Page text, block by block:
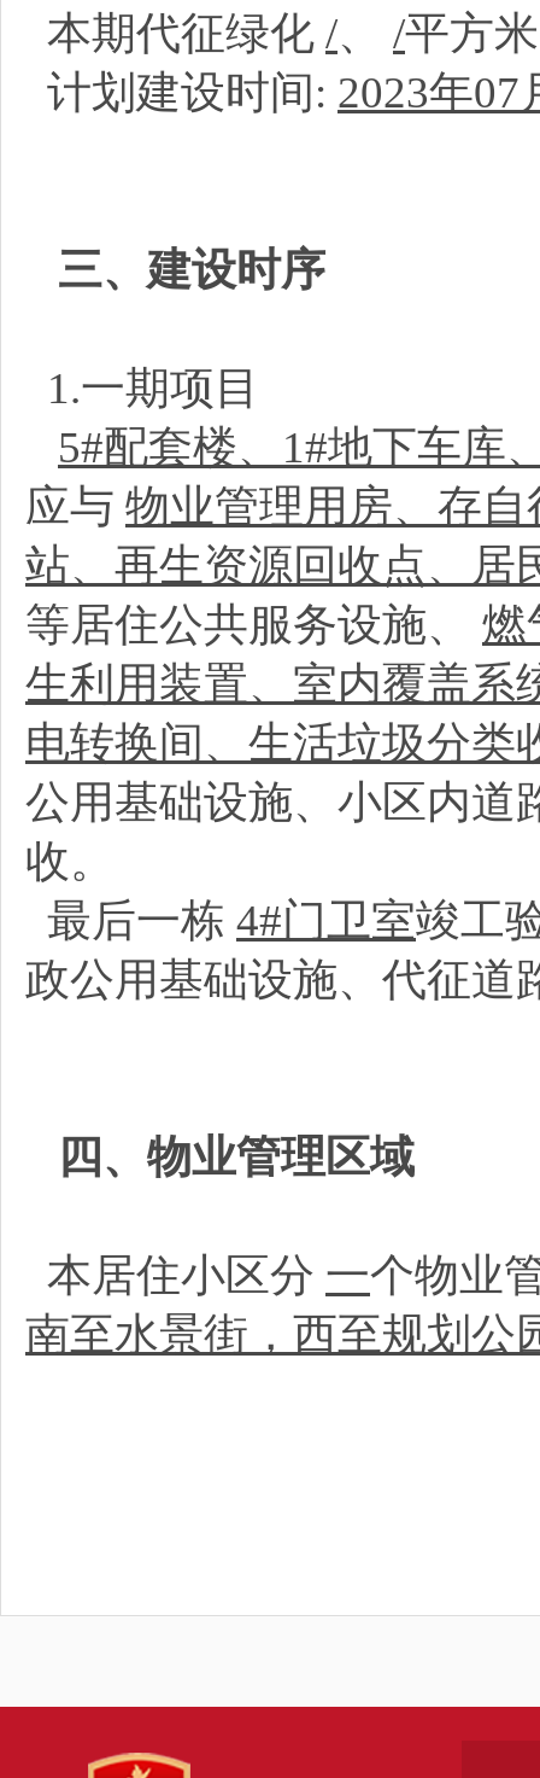
本期代征绿化 /、 /平方
计划建设时间: 2023年07
三、建设时序
1.一期项目
5#配套楼、1#地下车库
应与 物业管理用房、存
站、再生资源回收点、居
等居住公共服务设施、 燃
生利用装置、室内覆盖系
电转换间、生活垃圾分类
公用基础设施、小区内道
收。
最后一栋 4#门卫室竣工
政公用基础设施、代征道
四、物业管理区域
本居住小区分 一个物业
南至水景街，西至规划